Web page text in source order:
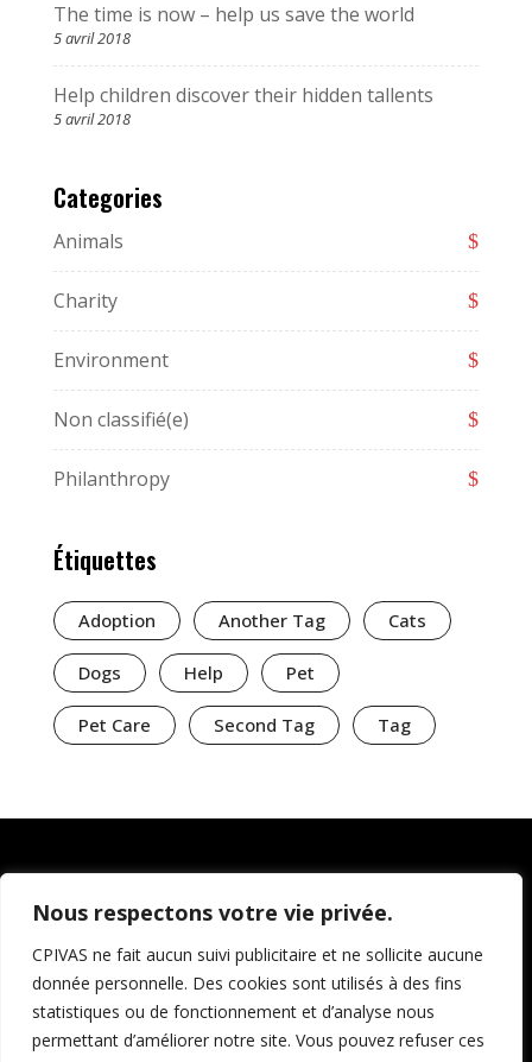
Nous respectons votre vie privée.
CPIVAS ne fait aucun suivi publicitaire et ne sollicite aucune
donnée personnelle. Des cookies sont utilisés à des fins
statistiques ou de fonctionnement et d’analyse nous
permettant d’améliorer notre site. Vous pouvez refuser ces
The time is now – help us save the world
5 avril 2018
Help children discover their hidden tallents
5 avril 2018
Categories
Animals
Charity
Environment
Non classifié(e)
Philanthropy
Étiquettes
Adoption Another Tag Cats
Dogs Help Pet
Pet Care Second Tag Tag